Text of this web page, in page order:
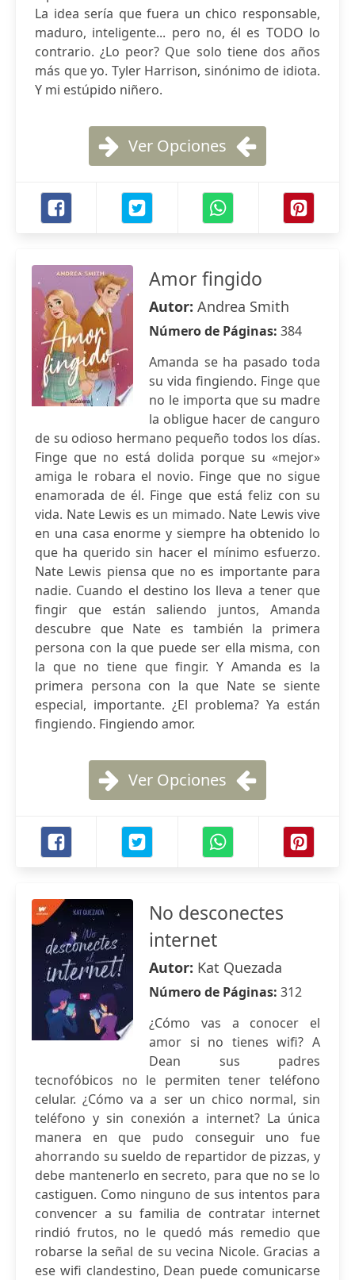
La idea sería que fuera un chico responsable,
maduro, inteligente... pero no, él es TODO lo
contrario. ¿Lo peor? Que solo tiene dos años
más que yo. Tyler Harrison, sinónimo de idiota.
Y mi estúpido niñero.
Ver Opciones
Amor fingido
Autor: Andrea Smith
Número de Páginas: 384
Amanda se ha pasado toda
su vida fingiendo. Finge que
no le importa que su madre
la obligue hacer de canguro
de su odioso hermano pequeño todos los días.
Finge que no está dolida porque su «mejor»
amiga le robara el novio. Finge que no sigue
enamorada de él. Finge que está feliz con su
vida. Nate Lewis es un mimado. Nate Lewis vive
en una casa enorme y siempre ha obtenido lo
que ha querido sin hacer el mínimo esfuerzo.
Nate Lewis piensa que no es importante para
nadie. Cuando el destino los lleva a tener que
fingir que están saliendo juntos, Amanda
descubre que Nate es también la primera
persona con la que puede ser ella misma, con
la que no tiene que fingir. Y Amanda es la
primera persona con la que Nate se siente
especial, importante. ¿El problema? Ya están
fingiendo. Fingiendo amor.
Ver Opciones
No desconectes
internet
Autor: Kat Quezada
Número de Páginas: 312
¿Cómo vas a conocer el
amor si no tienes wifi? A
Dean sus padres
tecnofóbicos no le permiten tener teléfono
celular. ¿Cómo va a ser un chico normal, sin
teléfono y sin conexión a internet? La única
manera en que pudo conseguir uno fue
ahorrando su sueldo de repartidor de pizzas, y
debe mantenerlo en secreto, para que no se lo
castiguen. Como ninguno de sus intentos para
convencer a su familia de contratar internet
rindió frutos, no le quedó más remedio que
robarse la señal de su vecina Nicole. Gracias a
ese wifi clandestino, Dean puede comunicarse